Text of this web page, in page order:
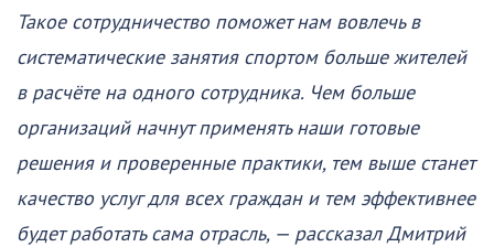
Такое сотрудничество поможет нам вовлечь в
систематические занятия спортом больше жителей
в расчёте на одного сотрудника. Чем больше
организаций начнут применять наши готовые
решения и проверенные практики, тем выше станет
качество услуг для всех граждан и тем эффективнее
будет работать сама отрасль, — рассказал Дмитрий